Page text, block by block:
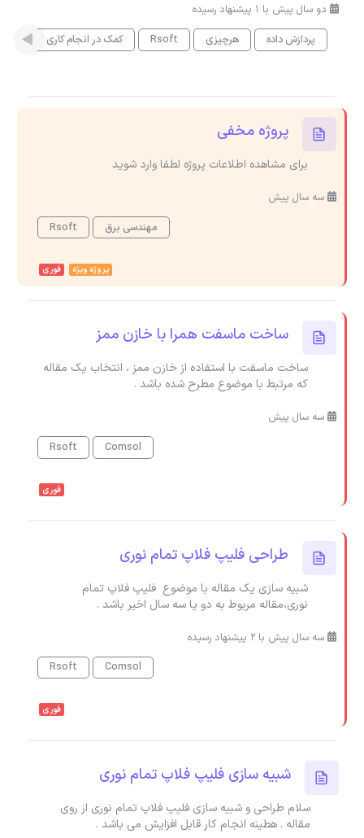
دو سال پیش با 1 پیشنهاد رسیده
پردازش داده
هرچیزی Rsoft کمک در انجام کاری
پروژه مخفی
برای مشاهده اطلاعات پروژه لطفا وارد شوید
سه سال پیش
مهندسی برق
Rsoft
پروژه ویژه فوری
ساخت ماسفت همرا با خازن ممز
ساخت ماسفت با استفاده از خازن ممز ، انتخاب یک مقاله
که مرتبط با موضوع مطرح شده باشد .
سه سال پیش
Comsol
Rsoft
فوری
طراحی فلیپ فلاپ تمام نوری
شبیه سازی یک مقاله با موضوع فلیپ فلاپ تمام
نوری،مقاله مربوط به دو یا سه سال اخیر باشد .
سه سال پیش با 2 پیشنهاد رسیده
Comsol
Rsoft
فوری
شبیه سازی فلیپ فلاپ تمام نوری
سلام طراحی و شبیه سازی فلیپ فلاپ تمام نوری از روی
مقاله . هطینه انجام کار قابل افزایش می باشد .